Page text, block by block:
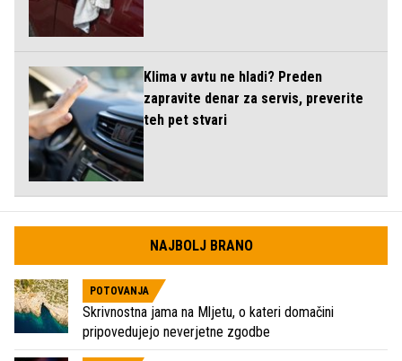
Klima v avtu ne hladi? Preden
zapravite denar za servis, preverite
teh pet stvari
NAJBOLJ BRANO
POTOVANJA
Skrivnostna jama na Mljetu, o kateri domačini
pripovedujejo neverjetne zgodbe